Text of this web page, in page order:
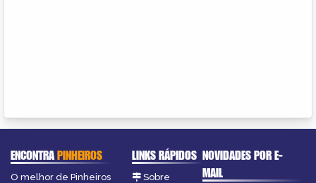
ENCONTRAPINHEIROS
O melhor de Pinheiros
LINKS RÁPIDOS
Sobre
NOVIDADES POR E-
MAIL